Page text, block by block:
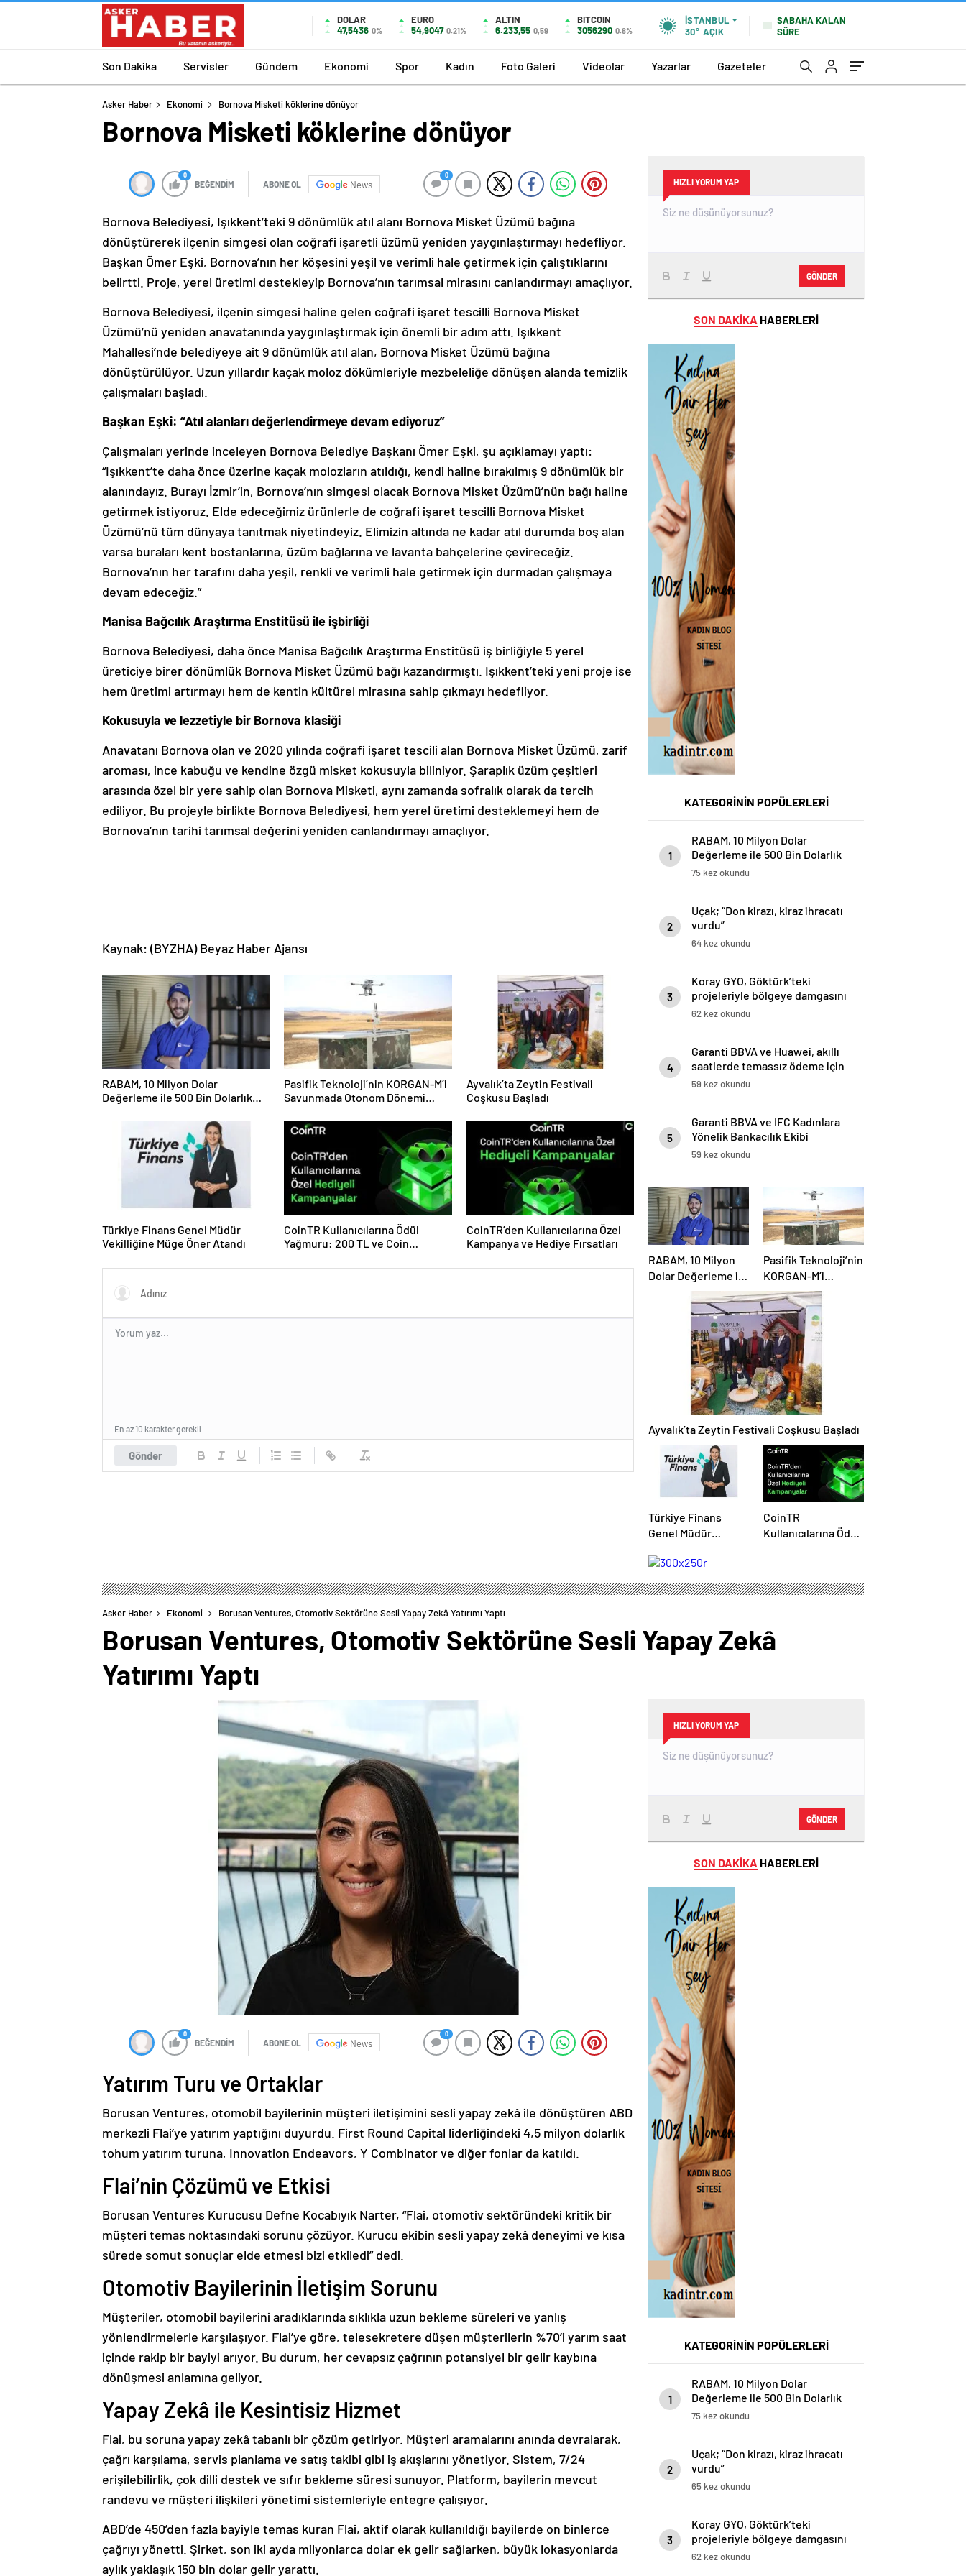
DOLAR
47,5436 0%
EURO
54,9047 0.21%
ALTIN
6.233,55 0,59
BITCOIN
3056290 0.8%
İSTANBUL
30° AÇIK
SABAHA KALAN
SÜRE
Son Dakika Servisler Gündem Ekonomi Spor Kadın Foto Galeri Videolar Yazarlar Gazeteler
Asker Haber Ekonomi Bornova Misketi köklerine dönüyor
Bornova Misketi köklerine dönüyor
0
BEĞENDİM ABONE OL News
0
Bornova Belediyesi, Işıkkent’teki 9 dönümlük atıl alanı Bornova Misket Üzümü bağına
dönüştürerek ilçenin simgesi olan coğrafi işaretli üzümü yeniden yaygınlaştırmayı hedefliyor.
Başkan Ömer Eşki, Bornova’nın her köşesini yeşil ve verimli hale getirmek için çalıştıklarını
belirtti. Proje, yerel üretimi destekleyip Bornova’nın tarımsal mirasını canlandırmayı amaçlıyor.
Bornova Belediyesi, ilçenin simgesi haline gelen coğrafi işaret tescilli Bornova Misket
Üzümü’nü yeniden anavatanında yaygınlaştırmak için önemli bir adım attı. Işıkkent
Mahallesi’nde belediyeye ait 9 dönümlük atıl alan, Bornova Misket Üzümü bağına
dönüştürülüyor. Uzun yıllardır kaçak moloz dökümleriyle mezbeleliğe dönüşen alanda temizlik
çalışmaları başladı.
Başkan Eşki: “Atıl alanları değerlendirmeye devam ediyoruz”
Çalışmaları yerinde inceleyen Bornova Belediye Başkanı Ömer Eşki, şu açıklamayı yaptı:
“Işıkkent’te daha önce üzerine kaçak molozların atıldığı, kendi haline bırakılmış 9 dönümlük bir
alanındayız. Burayı İzmir’in, Bornova’nın simgesi olacak Bornova Misket Üzümü’nün bağı haline
getirmek istiyoruz. Elde edeceğimiz ürünlerle de coğrafi işaret tescilli Bornova Misket
Üzümü’nü tüm dünyaya tanıtmak niyetindeyiz. Elimizin altında ne kadar atıl durumda boş alan
varsa buraları kent bostanlarına, üzüm bağlarına ve lavanta bahçelerine çevireceğiz.
Bornova’nın her tarafını daha yeşil, renkli ve verimli hale getirmek için durmadan çalışmaya
devam edeceğiz.”
Manisa Bağcılık Araştırma Enstitüsü ile işbirliği
Bornova Belediyesi, daha önce Manisa Bağcılık Araştırma Enstitüsü iş birliğiyle 5 yerel
üreticiye birer dönümlük Bornova Misket Üzümü bağı kazandırmıştı. Işıkkent’teki yeni proje ise
hem üretimi artırmayı hem de kentin kültürel mirasına sahip çıkmayı hedefliyor.
Kokusuyla ve lezzetiyle bir Bornova klasiği
Anavatanı Bornova olan ve 2020 yılında coğrafi işaret tescili alan Bornova Misket Üzümü, zarif
aroması, ince kabuğu ve kendine özgü misket kokusuyla biliniyor. Şaraplık üzüm çeşitleri
arasında özel bir yere sahip olan Bornova Misketi, aynı zamanda sofralık olarak da tercih
ediliyor. Bu projeyle birlikte Bornova Belediyesi, hem yerel üretimi desteklemeyi hem de
Bornova’nın tarihi tarımsal değerini yeniden canlandırmayı amaçlıyor.
Kaynak: (BYZHA) Beyaz Haber Ajansı
RABAM, 10 Milyon Dolar
Değerleme ile 500 Bin Dolarlık
Pasifik Teknoloji’nin KORGAN-M’i
Savunmada Otonom Dönemi
Ayvalık’ta Zeytin Festivali
Coşkusu Başladı
Türkiye Finans Genel Müdür
Vekilliğine Müge Öner Atandı
CoinTR Kullanıcılarına Ödül
Yağmuru: 200 TL ve Coin
CoinTR’den Kullanıcılarına Özel
Kampanya ve Hediye Fırsatları
Gönder
En az 10 karakter gerekli
HIZLI YORUM YAP
GÖNDER
SON DAKİKA HABERLERİ
KATEGORİNİN POPÜLERLERİ
1
RABAM, 10 Milyon Dolar
Değerleme ile 500 Bin Dolarlık
Yatırım Aldı
75 kez okundu
2
Uçak; “Don kirazı, kiraz ihracatı
vurdu”
64 kez okundu
3
Koray GYO, Göktürk’teki
projeleriyle bölgeye damgasını
vuruyor
62 kez okundu
4
Garanti BBVA ve Huawei, akıllı
saatlerde temassız ödeme için
iş birliği yaptı: Huawei WATCH
59 kez okundu
5
Garanti BBVA ve IFC Kadınlara
Yönelik Bankacılık Ekibi
Kadınların Güçlenmesi İçin
59 kez okundu
RABAM, 10 Milyon
Dolar Değerleme ile
500 Bin Dolarlık
Yatırım Aldı
Pasifik Teknoloji’nin
KORGAN-M’i
Savunmada Otonom
Dönemi Başlatıyor
Ayvalık’ta Zeytin Festivali Coşkusu Başladı
Türkiye Finans
Genel Müdür
Öner Atandı
CoinTR
Kullanıcılarına Ödül
Asker Haber Ekonomi Borusan Ventures, Otomotiv Sektörüne Sesli Yapay Zekâ Yatırımı Yaptı
Borusan Ventures, Otomotiv Sektörüne Sesli Yapay Zekâ
Yatırımı Yaptı
0
BEĞENDİM ABONE OL News
0
Yatırım Turu ve Ortaklar
Borusan Ventures, otomobil bayilerinin müşteri iletişimini sesli yapay zekâ ile dönüştüren ABD
merkezli Flai’ye yatırım yaptığını duyurdu. First Round Capital liderliğindeki 4,5 milyon dolarlık
tohum yatırım turuna, Innovation Endeavors, Y Combinator ve diğer fonlar da katıldı.
Flai’nin Çözümü ve Etkisi
Borusan Ventures Kurucusu Defne Kocabıyık Narter, “Flai, otomotiv sektöründeki kritik bir
müşteri temas noktasındaki sorunu çözüyor. Kurucu ekibin sesli yapay zekâ deneyimi ve kısa
sürede somut sonuçlar elde etmesi bizi etkiledi” dedi.
Otomotiv Bayilerinin İletişim Sorunu
Müşteriler, otomobil bayilerini aradıklarında sıklıkla uzun bekleme süreleri ve yanlış
yönlendirmelerle karşılaşıyor. Flai’ye göre, telesekretere düşen müşterilerin %70’i yarım saat
içinde rakip bir bayiyi arıyor. Bu durum, her cevapsız çağrının potansiyel bir gelir kaybına
dönüşmesi anlamına geliyor.
Yapay Zekâ ile Kesintisiz Hizmet
Flai, bu soruna yapay zekâ tabanlı bir çözüm getiriyor. Müşteri aramalarını anında devralarak,
çağrı karşılama, servis planlama ve satış takibi gibi iş akışlarını yönetiyor. Sistem, 7/24
erişilebilirlik, çok dilli destek ve sıfır bekleme süresi sunuyor. Platform, bayilerin mevcut
randevu ve müşteri ilişkileri yönetimi sistemleriyle entegre çalışıyor.
ABD’de 450’den fazla bayiyle temas kuran Flai, aktif olarak kullanıldığı bayilerde on binlerce
çağrıyı yönetti. Şirket, son iki ayda milyonlarca dolar ek gelir sağlarken, büyük lokasyonlarda
aylık yaklaşık 150 bin dolar gelir yarattı.
HIZLI YORUM YAP
GÖNDER
SON DAKİKA HABERLERİ
KATEGORİNİN POPÜLERLERİ
1
RABAM, 10 Milyon Dolar
Değerleme ile 500 Bin Dolarlık
Yatırım Aldı
75 kez okundu
2
Uçak; “Don kirazı, kiraz ihracatı
vurdu”
65 kez okundu
3
Koray GYO, Göktürk’teki
projeleriyle bölgeye damgasını
vuruyor
62 kez okundu